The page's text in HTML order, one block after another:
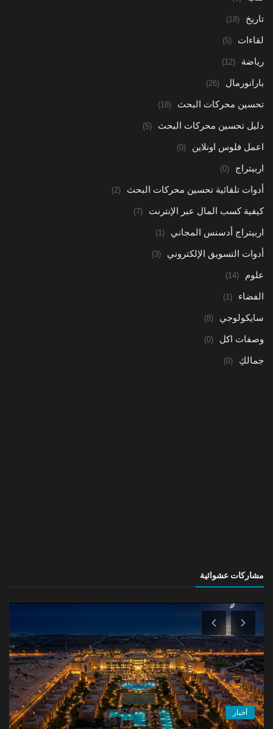
تاريخ (18)
لقاءات (5)
رياضة (12)
بارانورمال (26)
تحسين محركات البحث (18)
دليل تحسين محركات البحث (5)
اعمل فلوس اونلاين (0)
اربيتراج (0)
أدوات تلقائية تحسين محركات البحث (2)
كيفية كسب المال عبر الإنترنت (7)
اربيتراج أدسنس المجاني (1)
أدوات التسويق الإلكتروني (3)
علوم (14)
الفضاء (1)
سايكولوجي (8)
وصفات اكل (0)
جمالكِ (0)
مشاركات عشوائية
أخبار